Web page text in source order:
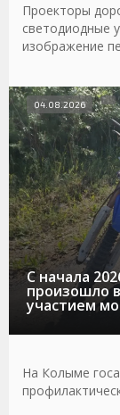
Проекторы
светодиодные
изображение
С начала
произошло
участием
04.08.2026
На Колыме